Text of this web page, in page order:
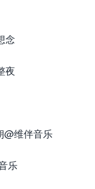
念
夜
@维伴音乐
乐